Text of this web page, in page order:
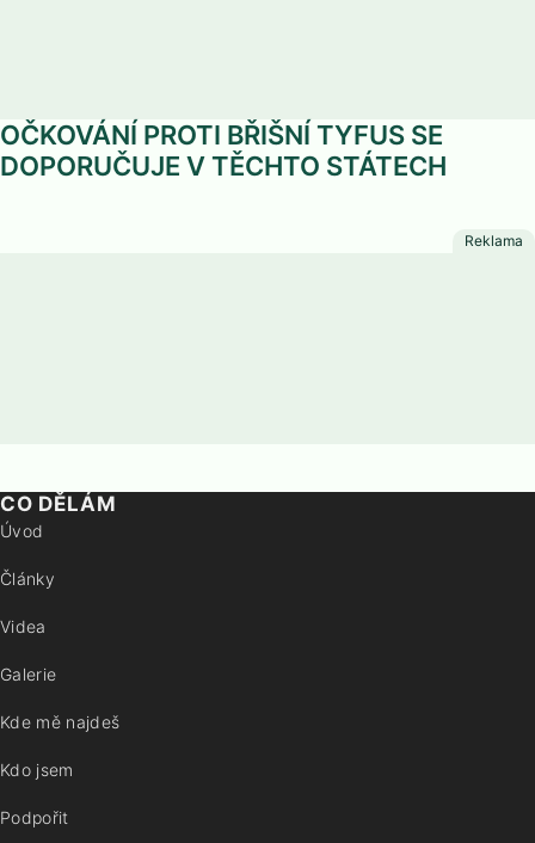
OČKOVÁNÍ PROTI BŘIŠNÍ TYFUS SE
DOPORUČUJE V TĚCHTO STÁTECH
CO DĚLÁM
Úvod
Články
Videa
Galerie
Kde mě najdeš
Kdo jsem
Podpořit